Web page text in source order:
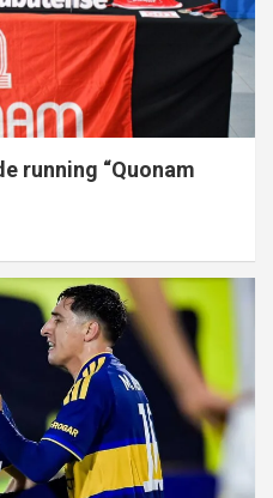
running “Quonam